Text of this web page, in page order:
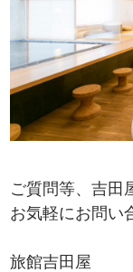
ご質問等、吉田
お気軽にお問い
旅館吉田屋